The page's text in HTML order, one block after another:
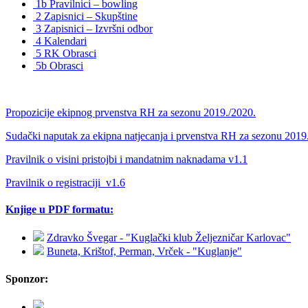
1b Pravilnici – bowling
2 Zapisnici – Skupštine
3 Zapisnici – Izvršni odbor
4 Kalendari
5 RK Obrasci
5b Obrasci
Propozicije ekipnog prvenstva RH za sezonu 2019./2020.
Sudački naputak za ekipna natjecanja i prvenstva RH za sezonu
Pravilnik o visini pristojbi i mandatnim naknadama v1.1
Pravilnik o registraciji_v1.6
Knjige u PDF formatu:
Zdravko Švegar - "Kuglački klub Željezničar Karlovac"
Buneta, Krištof, Perman, Vrček - "Kuglanje"
Sponzor: